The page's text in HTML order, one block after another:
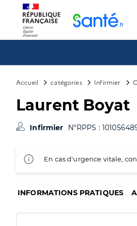
Accueil catégories Infirmier
Laurent Boyat
Infirmier N°RPPS :
En cas d'urgence vitale,
INFORMATIONS PRATIQUES
Panneau de gestion des cookies